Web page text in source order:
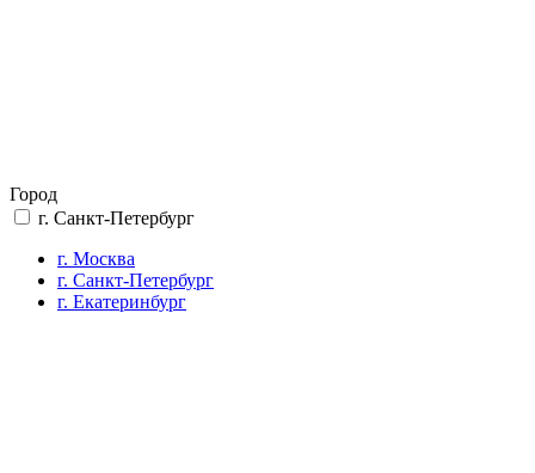
Город
г. Санкт-Петербург
г. Москва
г. Санкт-Петербург
г. Екатеринбург